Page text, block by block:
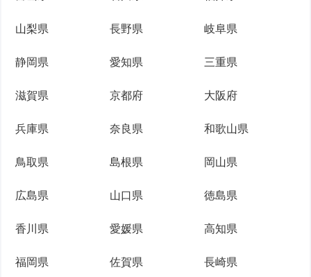
山梨県 長野県 岐阜県
静岡県 愛知県 三重県
滋賀県 京都府 大阪府
兵庫県 奈良県 和歌山県
鳥取県 島根県 岡山県
広島県 山口県 徳島県
香川県 愛媛県 高知県
福岡県 佐賀県 長崎県